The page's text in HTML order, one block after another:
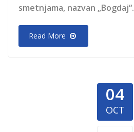
smetnjama, nazvan „Bogdaj“.
Read More
04
OCT